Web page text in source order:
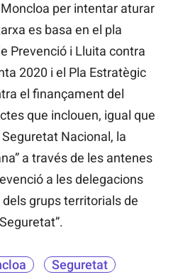
per intentar aturar
es basa en el pla
Prevenció i Lluita contra
2020 i el Pla Estratègic
el finançament del
que inclouen, igual que
Nacional, la
a través de les antenes
a les delegacions
grups territorials de
Seguretat